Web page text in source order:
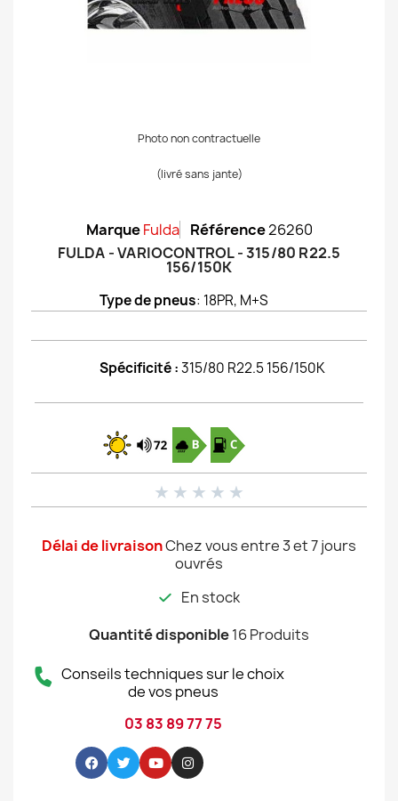
Photo non contractuelle
(livré sans jante)
Marque Fulda Référence26260
FULDA - VARIOCONTROL - 315/80 R22.5
156/150K
Type de pneus: 18PR, M+S
Spécificité :315/80 R22.5 156/150K
★ ★ ★ ★ ★
Délai de livraisonChez vous entre 3 et 7 jours
ouvrés
En stock
Quantité disponible16 Produits
Conseils techniques sur le choix
de vos pneus
03 83 89 77 75